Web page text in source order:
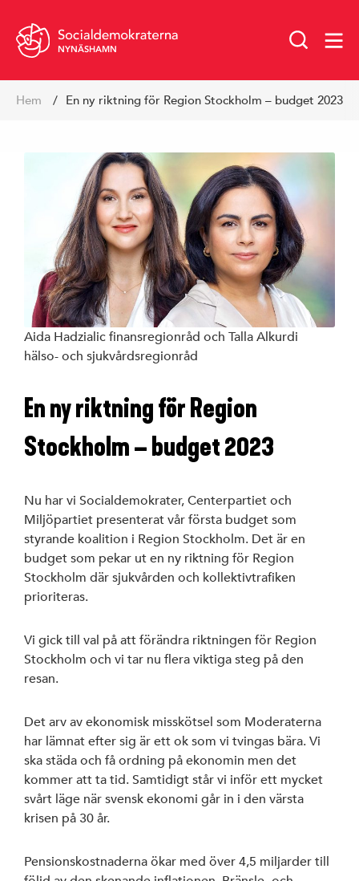
NYNÄSHAMN
Hem En ny riktning för Region Stockholm – budget 2023
Aida Hadzialic finansregionråd och Talla Alkurdi
hälso- och sjukvårdsregionråd
En ny riktning för Region
Stockholm – budget 2023
Nu har vi Socialdemokrater, Centerpartiet och
Miljöpartiet presenterat vår första budget som
styrande koalition i Region Stockholm. Det är en
budget som pekar ut en ny riktning för Region
Stockholm där sjukvården och kollektivtrafiken
prioriteras.
Vi gick till val på att förändra riktningen för Region
Stockholm och vi tar nu flera viktiga steg på den
resan.
Det arv av ekonomisk misskötsel som Moderaterna
har lämnat efter sig är ett ok som vi tvingas bära. Vi
ska städa och få ordning på ekonomin men det
kommer att ta tid. Samtidigt står vi inför ett mycket
svårt läge när svensk ekonomi går in i den värsta
krisen på 30 år.
Pensionskostnaderna ökar med över 4,5 miljarder till